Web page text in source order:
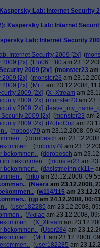
Lab: Internet Security
Kaspersky Lab: Internet
Lab: Internet Security
Internet Security 2009 [2x] (
2009 [2x] (Flo061180 am
2009 [2x] (monster23 am
2009 [2x] (monster23 am
2009 [2x] (Mr L am 23.12.2008,
2009 [2x] (X_Xtream am
2009 [2x] (monster23 am
2009 [2x] (
2009 [2x] (monster23 am
2009 [2x] (RoboCop am
(nobody79 am 23.12.2008,
(ddrobesch am
(nobody79 am
bekommen.. (ddrobesch am
ihr bekommen.. (monster23 am
bekommen.. (dasistmeinnick11+
(mko am 23.12.2008,
(Neera am 23.12.2008,
(w114/115 am
(gp am 24.12.2008,
(user182285 am 23.12.2008,
(Akilae am 23.12.2008,
(X_Xtream am
bekommen.. (User284 am
(Mr L am 23.12.2008,
(user182285 am